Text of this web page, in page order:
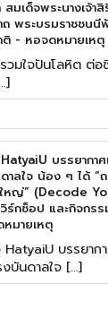
มเด็จพระนางเจ้า
ถ พระบรมราชชน
ติ - หอจดหมายเหตุ
วมใจปันโลหิต ต่อ
บรรยากาศ
าลใจ น้อง ๆ ได้ “
หญ่” (Decode
วิร์กช็อป และกิจกร
มายเหตุ
บรรยาก
บันดาลใจ […]